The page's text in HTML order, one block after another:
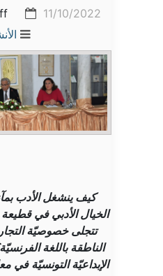
11/10/2022
كيف ينشغل الأدب
الخيال الأدبي في
تتجلى خصوصيّة
الناطقة باللغة
الإبداعيّة التونسيّة في